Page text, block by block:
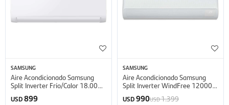
SAMSUNG
Aire Acondicionado Samsung
Split Inverter Frío/Calor 18.000
BTU - BTU
USD899
SAMSUNG
Aire Acondicionado Samsung
Split Inverter WindFree 12000
BTU - BTU
USD990USD1.399